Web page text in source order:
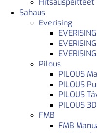
Hitsauspeitteet
Sahaus
Everising
Pilous
PILOUS
PILOUS
PILOUS
PILOUS
FMB
FMB